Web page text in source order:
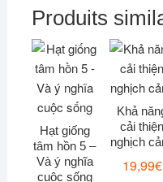
Produits
Hạt giống
tâm hồn 5 –
Và ý nghĩa
cuộc sống
Khả
cải thiện
nghịch
19,99€